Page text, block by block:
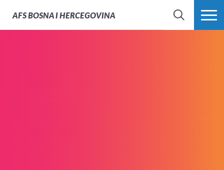
AFSBOSNA I HERCEGOVINA
PRETRAŽI PROŠIRI